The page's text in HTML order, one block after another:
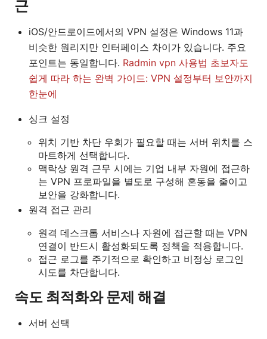
근
iOS/안드로이드에서의 VPN 설정은 Windows 11과
비슷한 원리지만 인터페이스 차이가 있습니다. 주요
포인트는 동일합니다. Radmin vpn 사용법 초보자도
쉽게 따라 하는 완벽 가이드: VPN 설정부터 보안까지
한눈에
싱크 설정
위치 기반 차단 우회가 필요할 때는 서버 위치를 스
마트하게 선택합니다.
맥락상 원격 근무 시에는 기업 내부 자원에 접근하
는 VPN 프로파일을 별도로 구성해 혼동을 줄이고
보안을 강화합니다.
원격 접근 관리
원격 데스크톱 서비스나 자원에 접근할 때는 VPN
연결이 반드시 활성화되도록 정책을 적용합니다.
접근 로그를 주기적으로 확인하고 비정상 로그인
시도를 차단합니다.
속도 최적화와 문제 해결
서버 선택